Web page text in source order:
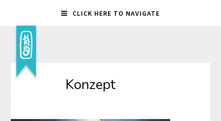
CLICK HERE TO NAVIGATE
Konzept